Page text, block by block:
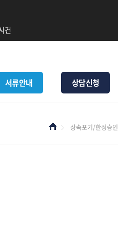
건
서류안내 상담신청
상속포기/한정승인